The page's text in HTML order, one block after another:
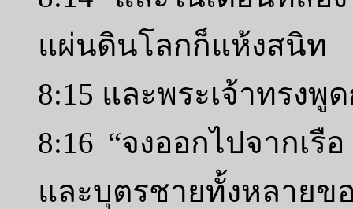
แผ่นดินโลกก็แห้งสนิท
8:15 และพระเจ้าทรง
8:16 “จงออกไปจากเรื
และบุตรชายทั้งหลายข